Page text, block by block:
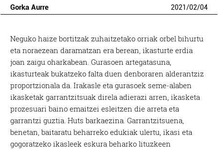
Gorka Aurre 2021/02/04
Neguko haize bortitzak zuhaitzetako orriak orbel bihurtu
eta noraezean daramatzan era berean, ikasturte erdia
joan zaigu oharkabean. Gurasoen artegatasuna,
ikasturteak bukatzeko falta duen denboraren alderantziz
proportzionala da. Irakasle eta gurasoek seme-alaben
ikasketak garrantzitsuak direla adierazi arren, ikasketa
prozesuari baino emaitzei esleitzen die arreta eta
garrantzi guztia. Huts barkaezina. Garrantzitsuena,
benetan, baitaratu beharreko edukiak ulertu, ikasi eta
gogoratzeko ikasleek eskura beharko lituzkeen